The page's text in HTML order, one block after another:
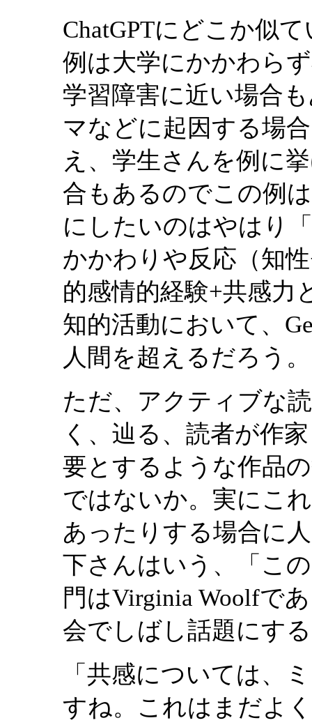
ChatGPTにどこか似
例は大学にかかわら
学習障害に近い場合
マなどに起因する場
え、学生さんを例に
合もあるのでこの例
にしたいのはやはり
かかわりや反応（知
的感情的経験+共感力
知的活動において、
人間を超えるだろう。
ただ、アクティブな
く、辿る、読者が作
要とするような作品
ではないか。実にこ
あったりする場合に
下さんはいう、「こ
門はVirginia Woolfで
会でしばし話題にす
「共感については、
すね。これはまだよ